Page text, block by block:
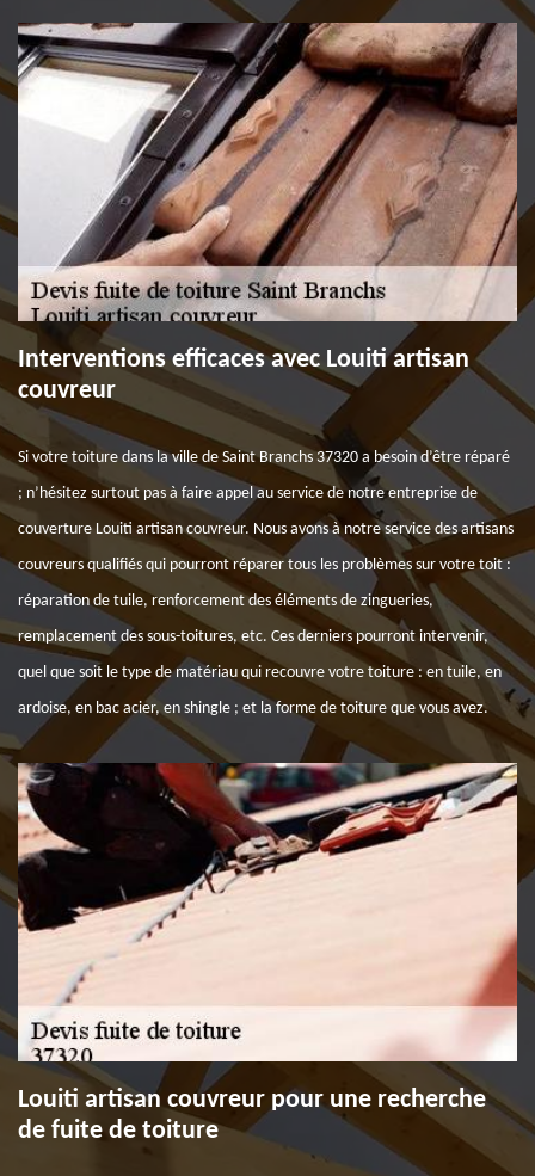
Interventions efficaces avec Louiti artisan
couvreur
Si votre toiture dans la ville de Saint Branchs 37320 a besoin d’être réparé
; n’hésitez surtout pas à faire appel au service de notre entreprise de
couverture Louiti artisan couvreur. Nous avons à notre service des artisans
couvreurs qualifiés qui pourront réparer tous les problèmes sur votre toit :
réparation de tuile, renforcement des éléments de zingueries,
remplacement des sous-toitures, etc. Ces derniers pourront intervenir,
quel que soit le type de matériau qui recouvre votre toiture : en tuile, en
ardoise, en bac acier, en shingle ; et la forme de toiture que vous avez.
Louiti artisan couvreur pour une recherche
de fuite de toiture